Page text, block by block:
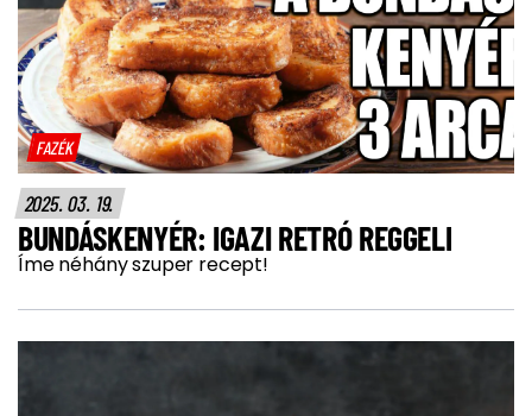
FAZÉK
2025. 03. 19.
BUNDÁSKENYÉR: IGAZI RETRÓ REGGELI
Íme néhány szuper recept!